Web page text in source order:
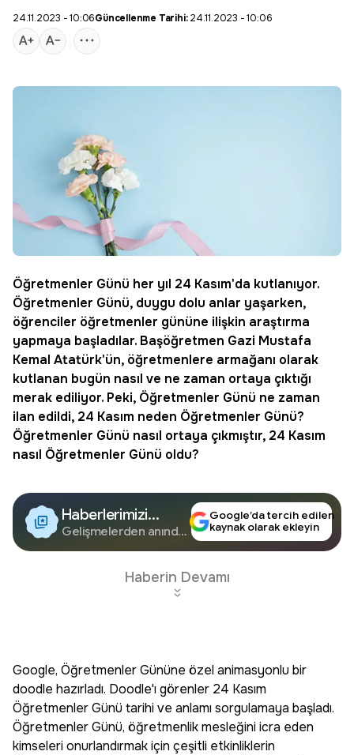
24.11.2023 - 10:06Güncellenme Tarihi:24.11.2023 - 10:06
Öğretmenler Günü her yıl 24 Kasım'da kutlanıyor.
Öğretmenler Günü, duygu dolu anlar yaşarken,
öğrenciler öğretmenler gününe ilişkin araştırma
yapmaya başladılar. Başöğretmen Gazi Mustafa
Kemal Atatürk'ün, öğretmenlere armağanı olarak
kutlanan bugün nasıl ve ne zaman ortaya çıktığı
merak ediliyor. Peki, Öğretmenler Günü ne zaman
ilan edildi, 24 Kasım neden Öğretmenler Günü?
Öğretmenler Günü nasıl ortaya çıkmıştır, 24 Kasım
nasıl Öğretmenler Günü oldu?
Haberlerimizi
Google'da Takip
Edin
Gelişmelerden anında
Google’da tercih edilen
kaynak olarak ekleyin
Haberin Devamı
Google, Öğretmenler Gününe özel animasyonlu bir
doodle hazırladı. Doodle'ı görenler 24 Kasım
Öğretmenler Günü tarihi ve anlamı sorgulamaya başladı.
Öğretmenler Günü, öğretmenlik mesleğini icra eden
kimseleri onurlandırmak için çeşitli etkinliklerin